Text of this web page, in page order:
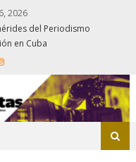
2026
del Periodismo
en Cuba